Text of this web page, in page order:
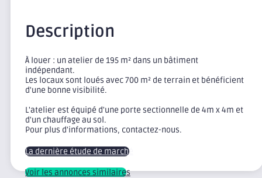
Description
À louer : un atelier de 195 m² dans un bâtiment
indépendant.
Les locaux sont loués avec 700 m² de terrain et bénéficient
d'une bonne visibilité.
L'atelier est équipé d'une porte sectionnelle de 4m x 4m et
d'un chauffage au sol.
Pour plus d'informations, contactez-nous.
La dernière étude de marché
Voir les annonces similaires